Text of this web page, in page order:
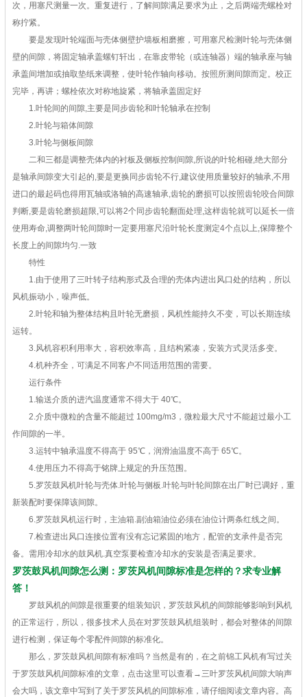
次，用塞尺测量一次。重复进行，了解间隙满足要求为止，之后两端壳螺栓对
称拧紧。
要是发现叶轮端面与壳体侧壁护墙板相磨擦，可用塞尺检测叶轮与壳体侧
壁的间隙，将固定轴承盖螺钉轩出，在靠皮带轮（或连轴器）端的轴承座与轴
承盖间增加或抽取垫纸来调整，使叶轮作轴向移动。按照所测间隙而定。校正
完毕，再讲；螺栓依次对称地旋紧，将轴承盖固定好
1.叶轮间的间隙,主要是同步齿轮和叶轮轴承在控制
2.叶轮与箱体间隙
3.叶轮与侧板间隙
二和三都是调整壳体内的衬板及侧板控制间隙,所说的叶轮相碰,绝大部分
是轴承间隙变大引起的,要是更换同步齿轮不行,建议使用质量较好的轴承,不用
进口的最起码也得用瓦轴或洛轴的高速轴承,齿轮的磨损可以按照齿轮咬合间隙
判断,要是齿轮磨损超限,可以将2个同步齿轮翻面处理,这样齿轮就可以延长一倍
使用寿命,调整两叶轮间隙时一定要用塞尺沿叶轮长度测定4个点以上,保障整个
长度上的间隙均匀.一致
特性
1.由于使用了三叶转子结构形式及合理的壳体内进出风口处的结构，所以
风机振动小，噪声低。
2.叶轮和轴为整体结构且叶轮无磨损，风机性能持久不变，可以长期连续
运转。
3.风机容积利用率大，容积效率高，且结构紧凑，安装方式灵活多变。
4.机种齐全，可满足不同客户不同适用范围的需要。
运行条件
1.输送介质的进汽温度通常不得大于 40℃。
2.介质中微粒的含量不能超过 100mg/m3，微粒最大尺寸不能超过最小工
作间隙的一半。
3.运转中轴承温度不得高于 95℃，润滑油温度不高于 65℃。
4.使用压力不得高于铭牌上规定的升压范围。
5.罗茨鼓风机叶轮与壳体.叶轮与侧板.叶轮与叶轮间隙在出厂时已调好，重
新装配时要保障该间隙。
6.罗茨鼓风机运行时，主油箱.副油箱油位必须在油位计两条红线之间。
7.检查进出风口连接位置有没有忘记紧固的地方，配管的支承件是否完
备。需用冷却水的鼓风机.真空泵要检查冷却水的安装是否满足要求。
罗茨鼓风机间隙怎么测：罗茨风机间隙标准是怎样的？求专业解
答！
罗鼓风机的间隙是很重要的组装知识，罗茨鼓风机的间隙能够影响到风机
的正常运行，所以，很多技术人员在对罗茨鼓风机组装时，都会对整体的间隙
进行检测，保证每个零配件间隙的标准化。
那么，罗茨鼓风机间隙有标准吗？当然是有的，在之前锦工风机有写过关
于罗茨鼓风机间隙标准的文章，点击这里可以查看→三叶罗茨风机间隙大响声
会大吗，该文章中写到了关于罗茨风机的间隙标准，请仔细阅读文章内容。高